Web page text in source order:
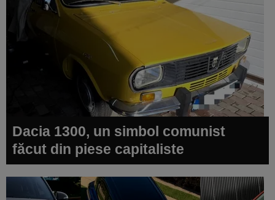
Dacia 1300, un simbol comunist
făcut din piese capitaliste